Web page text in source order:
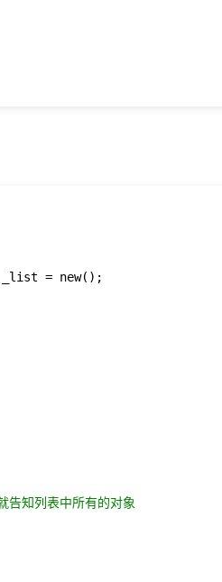
= new();
告知列表中所有的对象